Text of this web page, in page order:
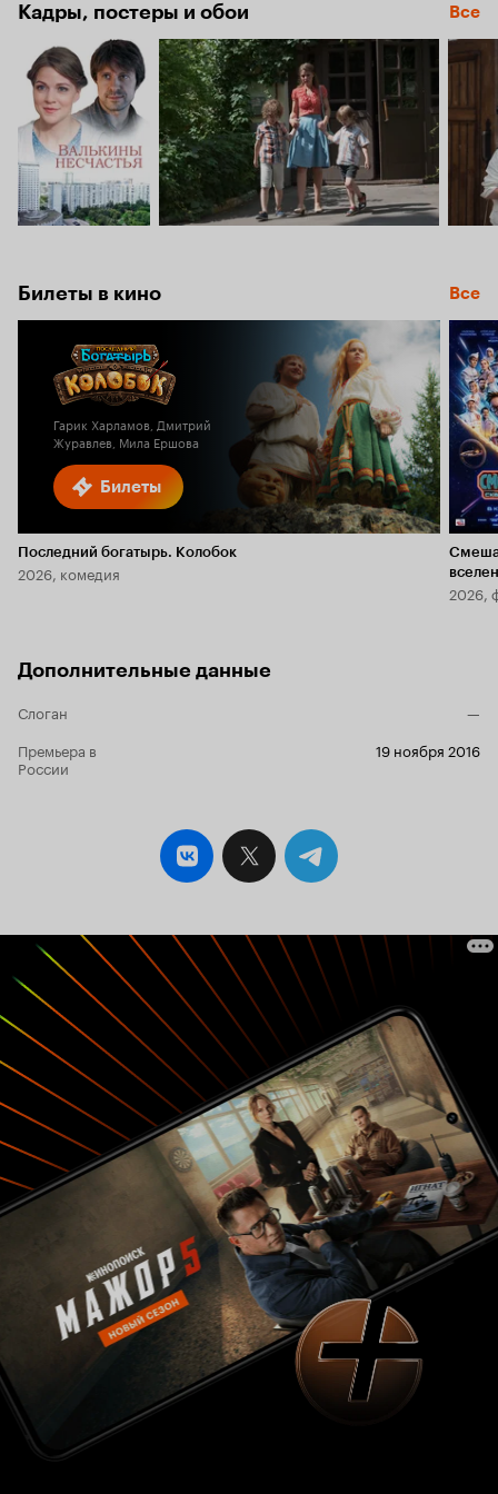
Кадры, постеры и обои Все
Билеты в кино Все
Билеты
Гарик Харламов, Дмитрий
Журавлев, Мила Ершова
Последний богатырь. Колобок
2026, комедия
2026,
Дополнительные данные
Слоган
—
Премьера в
России
19 ноября 2016